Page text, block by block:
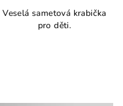
Veselá sametová krabička
pro děti.